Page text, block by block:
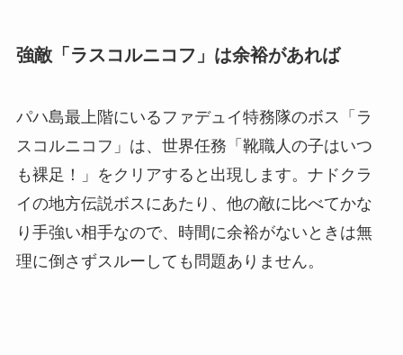
強敵「ラスコルニコフ」は余裕があれば
パハ島最上階にいるファデュイ特務隊のボス「ラ
スコルニコフ」は、世界任務「靴職人の子はいつ
も裸足！」をクリアすると出現します。ナドクラ
イの地方伝説ボスにあたり、他の敵に比べてかな
り手強い相手なので、時間に余裕がないときは無
理に倒さずスルーしても問題ありません。